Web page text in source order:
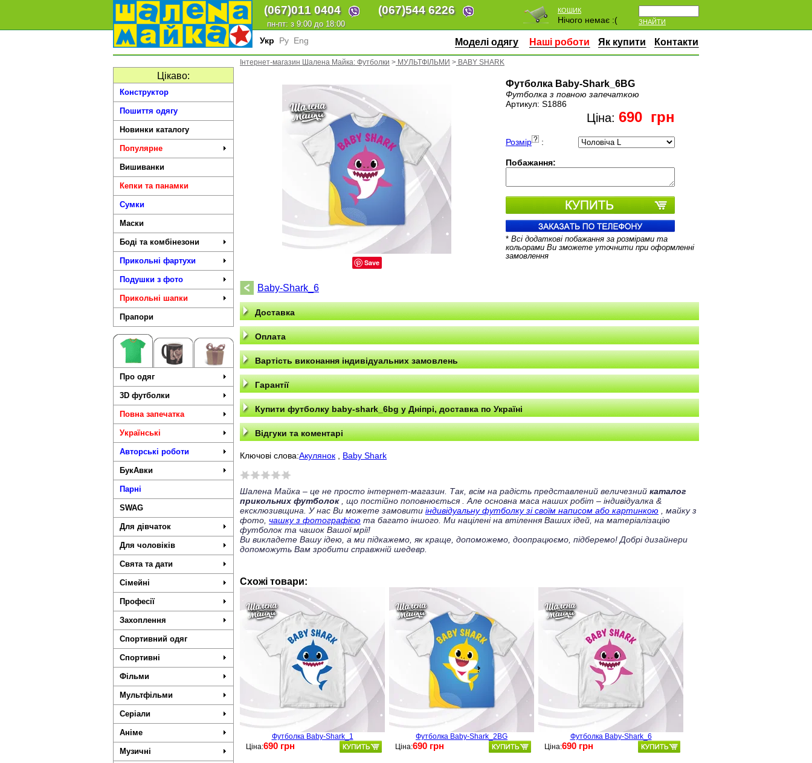
(067)011 0404 (067)544 6226
пн-пт: з 9:00 до 18:00 ЗНАЙТИ
КОШИК
Нічого немає :(
Укр Ру Eng Моделі одягу Наші роботи Як купити Контакти
Цікаво:
Конструктор
Пошиття одягу
Новинки каталогу
Популярне
Вишиванки
Кепки та панамки
Сумки
Маски
Боді та комбінезони
Прикольні фартухи
Подушки з фото
Прикольні шапки
Прапори
Про одяг
3D футболки
Повна запечатка
Українські
Авторські роботи
БукАвки
Парні
SWAG
Для дівчаток
Для чоловіків
Свята та дати
Сімейні
Професії
Захоплення
Спортивний одяг
Спортивні
Фільми
Мультфільми
Серіали
Аніме
Музичні
Інтернет-магазин Шалена Майка: Футболки > МУЛЬТФІЛЬМИ > BABY SHARK
Save
Футболка Baby-Shark_6BG
Футболка з повною запечаткою
Артикул: S1886
Ціна: 690 грн
Розмір :
Побажання:
* Всі додаткові побажання за розмірами та
кольорами Ви зможете уточнити при оформленні
замовлення
Baby-Shark_6
Доставка
Оплата
Вартість виконання індивідуальних замовлень
Гарантії
Купити футболку baby-shark_6bg у Дніпрі, доставка по Україні
Відгуки та коментарі
Ключові слова:Акулянок Baby Shark
Шалена Майка – це не просто інтернет-магазин. Так, всім на радість представлений величезний каталог
прикольних футболок, що постійно поповнюється
. Але основна маса наших робіт – індивідуалка &
ексклюзивщина. У нас Ви можете замовити індивідуальну футболку зі своїм написом або картинкою , майку з
фото, чашку з фотографією та багато іншого. Ми націлені на втілення Ваших ідей, на матеріалізацію
футболок та чашок Вашої мрії!
Ви викладете Вашу ідею, а ми підкажемо, як краще, допоможемо, доопрацюємо, підберемо! Добрі дизайнери
допоможуть Вам зробити справжній шедевр.
Схожі товари:
Футболка Baby-Shark_1
Ціна:690 грн
Футболка Baby-Shark_2BG
Ціна:690 грн
Футболка Baby-Shark_6
Ціна:690 грн